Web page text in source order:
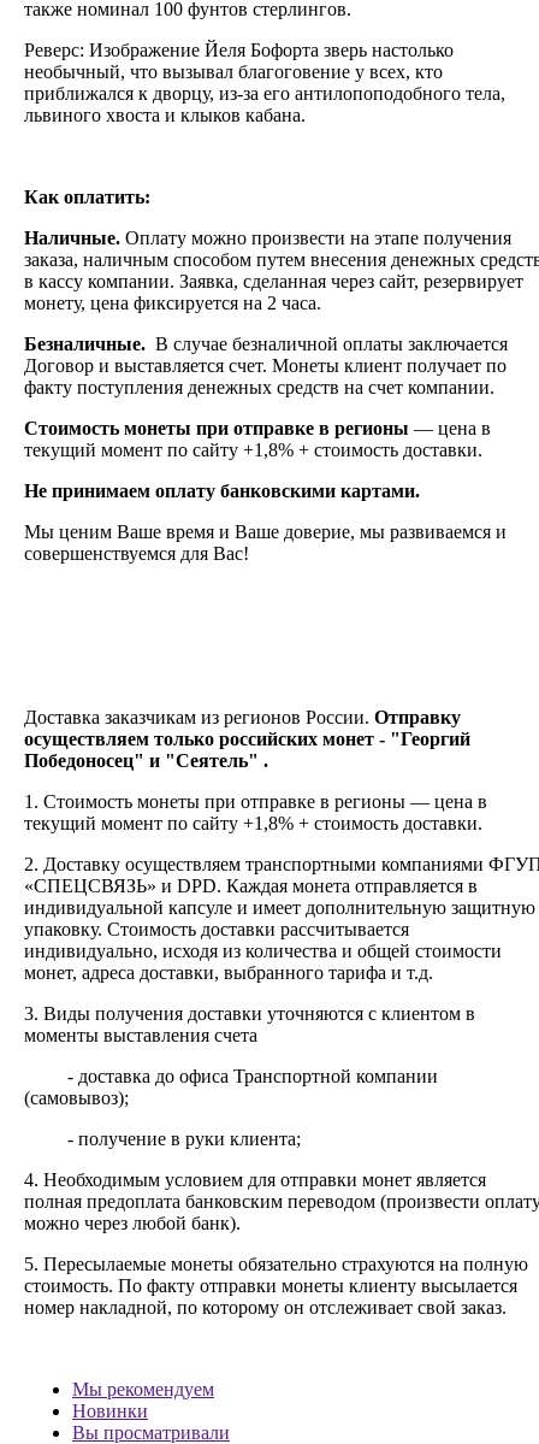
также номинал 100 фунтов стерлингов.
Реверс: Изображение Йеля Бофорта зверь настолько
необычный, что вызывал благоговение у всех, кто
приближался к дворцу, из-за его антилопоподобного тела,
львиного хвоста и клыков кабана.
Как оплатить:
Наличные. Оплату можно произвести на этапе получения
заказа, наличным способом путем внесения денежных
в кассу компании. Заявка, сделанная через сайт, резервирует
монету, цена фиксируется на 2 часа.
Безналичные. В случае безналичной оплаты заключается
Договор и выставляется счет. Монеты клиент получает по
факту поступления денежных средств на счет компании.
Стоимость монеты при отправке в регионы — цена в
текущий момент по сайту +1,8% + стоимость доставки.
Не принимаем оплату банковскими картами.
Мы ценим Ваше время и Ваше доверие, мы развиваемся и
совершенствуемся для Вас!
Доставка заказчикам из регионов России. Отправку
осуществляем только российских монет - "Георгий
Победоносец" и "Сеятель" .
1. Стоимость монеты при отправке в регионы — цена в
текущий момент по сайту +1,8% + стоимость доставки.
2. Доставку осуществляем транспортными компаниями
«СПЕЦСВЯЗЬ» и DPD. Каждая монета отправляется в
индивидуальной капсуле и имеет дополнительную защитную
упаковку. Стоимость доставки рассчитывается
индивидуально, исходя из количества и общей стоимости
монет, адреса доставки, выбранного тарифа и т.д.
3. Виды получения доставки уточняются с клиентом в
моменты выставления счета
- доставка до офиса Транспортной компании
(самовывоз);
- получение в руки клиента;
4. Необходимым условием для отправки монет является
полная предоплата банковским переводом (произвести
можно через любой банк).
5. Пересылаемые монеты обязательно страхуются на полную
стоимость. По факту отправки монеты клиенту высылается
номер накладной, по которому он отслеживает свой заказ.
Мы рекомендуем
Новинки
Вы просматривали